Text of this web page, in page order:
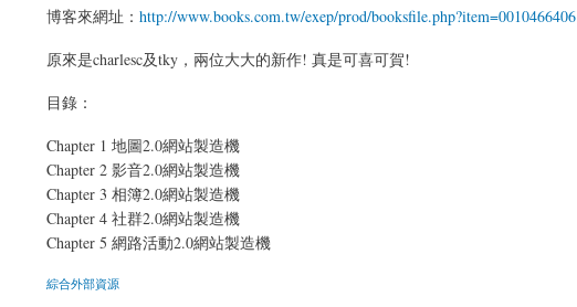
博客來網址： http://www.books.com.tw/exep/prod/booksfile.php?item=0010466406
原來是charlesc及tky，兩位大大的新作! 真是可喜可賀!
目錄：
Chapter 1 地圖2.0網站製造機
Chapter 2 影音2.0網站製造機
Chapter 3 相簿2.0網站製造機
Chapter 4 社群2.0網站製造機
Chapter 5 網路活動2.0網站製造機
綜合外部資源